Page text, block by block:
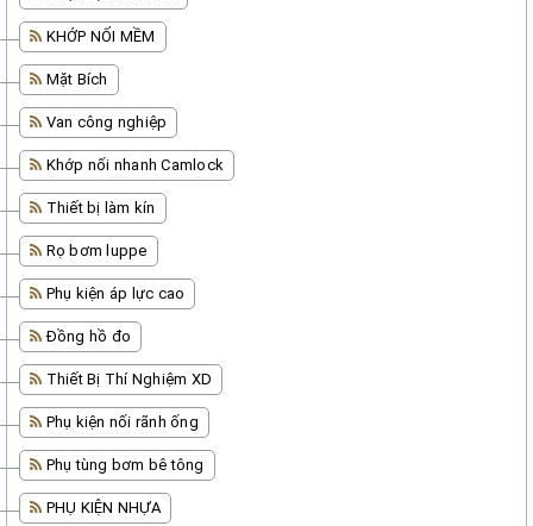
KHỚP NỐI MỀM
Mặt Bích
Van công nghiệp
Khớp nối nhanh Camlock
Thiết bị làm kín
Rọ bơm luppe
Phụ kiện áp lực cao
Đồng hồ đo
Thiết Bị Thí Nghiệm XD
Phụ kiện nối rãnh ống
Phụ tùng bơm bê tông
PHỤ KIỆN NHỰA